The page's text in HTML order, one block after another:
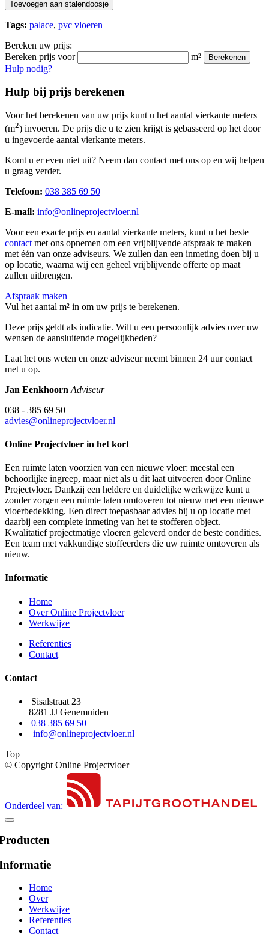
Toevoegen aan stalendoosje
Tags: palace, pvc vloeren
Bereken uw prijs:
Bereken prijs voor
m² Berekenen
Hulp nodig?
Hulp bij prijs berekenen
Voor het berekenen van uw prijs kunt u het aantal vierkante meters
(m2) invoeren. De prijs die u te zien krijgt is gebasseerd op het door
u ingevoerde aantal vierkante meters.
Komt u er even niet uit? Neem dan contact met ons op en wij helpen
u graag verder.
Telefoon: 038 385 69 50
E-mail: info@onlineprojectvloer.nl
Voor een exacte prijs en aantal vierkante meters, kunt u het beste
contact met ons opnemen om een vrijblijvende afspraak te maken
met één van onze adviseurs. We zullen dan een inmeting doen bij u
op locatie, waarna wij een geheel vrijblijvende offerte op maat
zullen uitbrengen.
Afspraak maken
Vul het aantal m² in om uw prijs te berekenen.
Deze prijs geldt als indicatie. Wilt u een persoonlijk advies over uw
wensen de aansluitende mogelijkheden?
Laat het ons weten en onze adviseur neemt binnen 24 uur contact
met u op.
Jan Eenkhoorn Adviseur
038 - 385 69 50
advies@onlineprojectvloer.nl
Online Projectvloer in het kort
Een ruimte laten voorzien van een nieuwe vloer: meestal een
behoorlijke ingreep, maar niet als u dit laat uitvoeren door Online
Projectvloer. Dankzij een heldere en duidelijke werkwijze kunt u
zonder zorgen een ruimte laten omtoveren tot nieuw met een nieuwe
vloerbedekking. Een direct toepasbaar advies bij u op locatie met
daarbij een complete inmeting van het te stofferen object.
Kwalitatief projectmatige vloeren geleverd onder de beste condities.
Een team met vakkundige stoffeerders die uw ruimte omtoveren als
nieuw.
Informatie
Home
Over Online Projectvloer
Werkwijze
Referenties
Contact
Contact
Sisalstraat 23
8281 JJ Genemuiden
038 385 69 50
info@onlineprojectvloer.nl
Top
© Copyright Online Projectvloer
Onderdeel van:
Home
Over
Werkwijze
Referenties
Contact